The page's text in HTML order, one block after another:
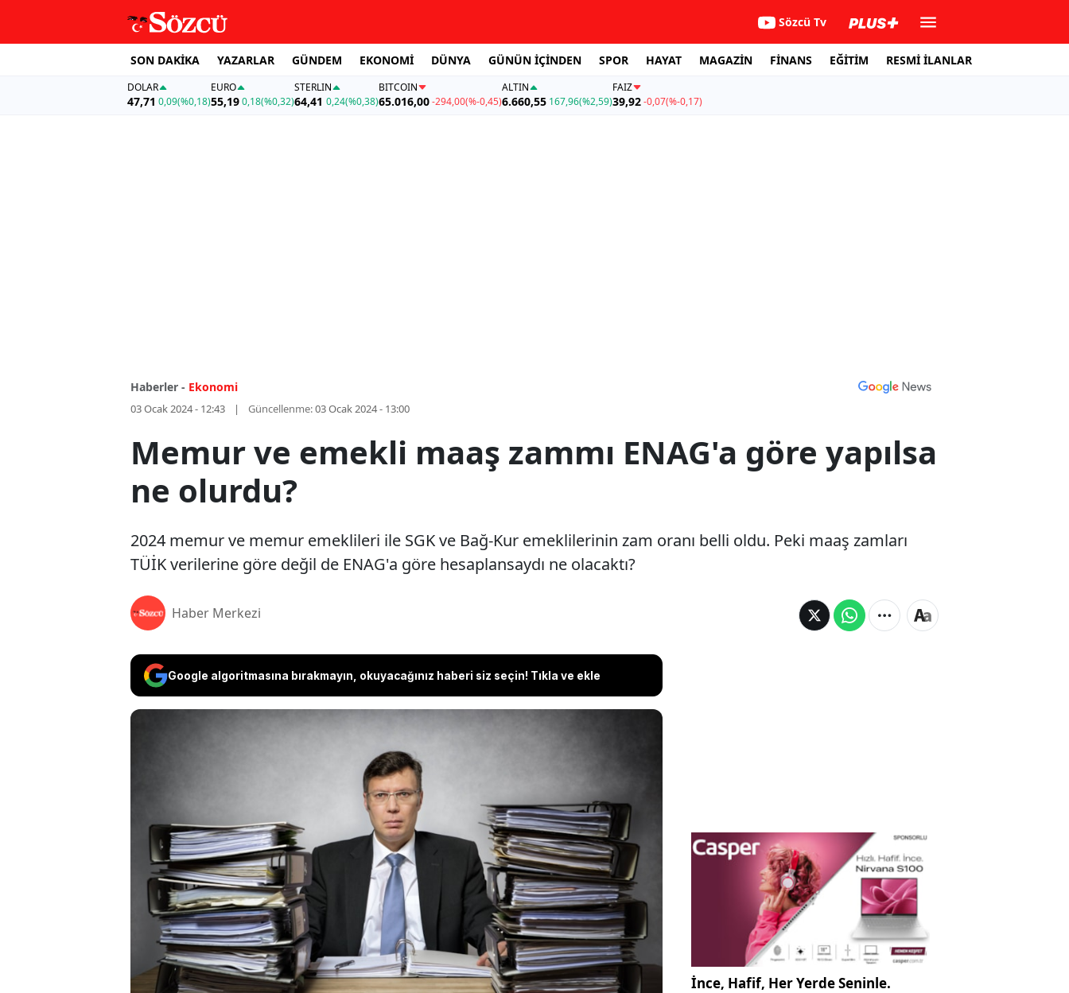
Sözcü Tv
SON DAKİKA YAZARLAR GÜNDEM EKONOMİ DÜNYA GÜNÜN İÇİNDEN SPOR HAYAT MAGAZİN FİNANS EĞİTİM RESMİ İLANLAR
DOLAR
47,71 0,09(%0,18)
EURO
55,19 0,18(%0,32)
STERLIN
64,41 0,24(%0,38)
BITCOIN
65.016,00-294,00(%-0,45)
ALTIN
6.660,55 167,96(%2,59)
FAİZ
39,92-0,07(%-0,17)
Haberler - Ekonomi
03 Ocak 2024 - 12:43 Güncellenme:03 Ocak 2024 - 13:00
Memur ve emekli maaş zammı ENAG'a göre yapılsa
ne olurdu?
2024 memur ve memur emeklileri ile SGK ve Bağ-Kur emeklilerinin zam oranı belli oldu. Peki maaş zamları
TÜİK verilerine göre değil de ENAG'a göre hesaplansaydı ne olacaktı?
Haber Merkezi
Google algoritmasına bırakmayın, okuyacağınız haberi siz seçin! Tıkla ve ekle
2024 memur ve memur emeklileri ile SGK ve Bağ-Kur
emeklilerinin zam oranı belli oldu. Peki maaş zamları TÜİK
verilerine göre değil de ENAG'a göre hesaplansaydı ne
olacaktı?
İnce, Hafif, Her Yerde Seninle.